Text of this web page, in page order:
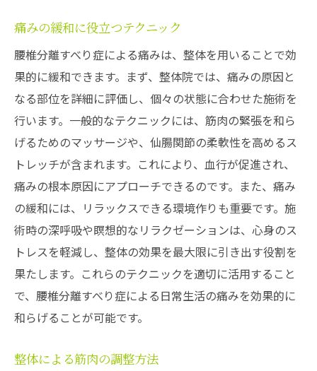
痛みの緩和に役立つテクニック
腰椎分離すべり症による痛みは、整体を用いることで効
果的に緩和できます。まず、整体院では、痛みの原因と
なる部位を詳細に評価し、個々の状態に合わせた施術を
行います。一般的なテクニックには、筋肉の緊張を和ら
げるためのマッサージや、仙腸関節の柔軟性を高めるス
トレッチが含まれます。これにより、血行が促進され、
痛みの根本原因にアプローチできるのです。また、痛み
の緩和には、リラックスできる環境作りも重要です。施
術時の深呼吸や瞑想的なリラクゼーションは、心身のス
トレスを軽減し、整体の効果を最大限に引き出す役割を
果たします。これらのテクニックを適切に活用すること
で、腰椎分離すべり症による日常生活の痛みを効果的に
和らげることが可能です。
整体による筋肉の調整方法